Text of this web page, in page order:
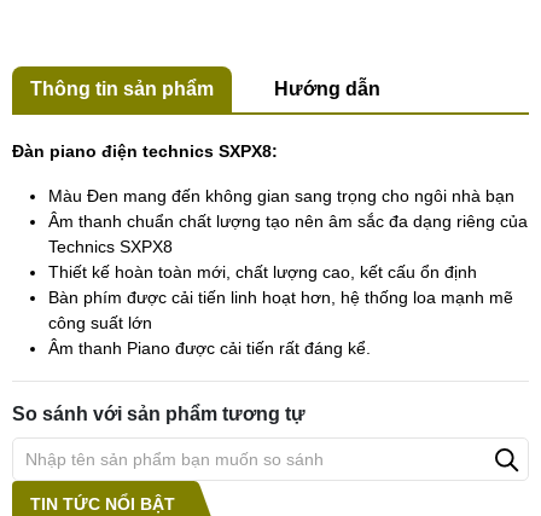
Thông tin sản phẩm Hướng dẫn
Đàn piano điện technics SXPX8:
Màu Đen mang đến không gian sang trọng cho ngôi nhà bạn
Âm thanh chuẩn chất lượng tạo nên âm sắc đa dạng riêng của
Technics SXPX8
Thiết kế hoàn toàn mới, chất lượng cao, kết cấu ổn định
Bàn phím được cải tiến linh hoạt hơn, hệ thống loa mạnh mẽ
công suất lớn
Âm thanh Piano được cải tiến rất đáng kể.
So sánh với sản phẩm tương tự
TIN TỨC NỔI BẬT